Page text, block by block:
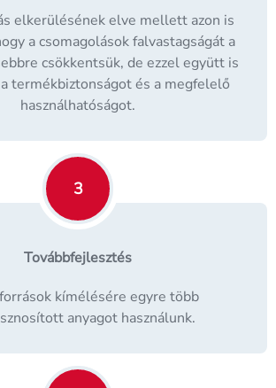
elkerülésének elve mellett azon is
a csomagolások falvastagságát a
csökkentsük, de ezzel együtt is
termékbiztonságot és a megfelelő
használhatóságot.
3
Továbbfejlesztés
kímélésére egyre több
anyagot használunk.